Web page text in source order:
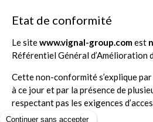
Etat de conformité
Le sitewww.vignal-group.comest
Référentiel Général d’Amélioration
Cette non-conformité s’explique par
à ce jour et par la présence de
respectant pas les exigences
Continuer sans accepter